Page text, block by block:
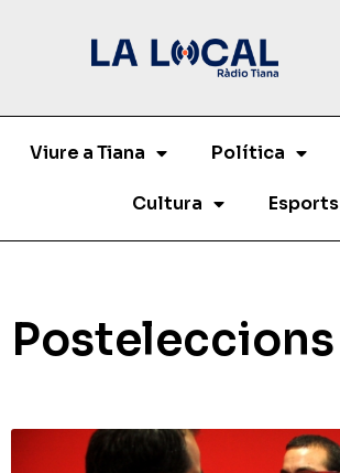
Viure a Tiana Política
Cultura Esports
Posteleccions